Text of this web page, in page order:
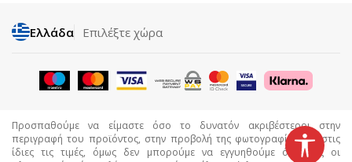
Ελλάδα Επιλέξτε χώρα
Προσπαθούμε να είμαστε όσο το δυνατόν ακριβέστεροι στην
περιγραφή του προϊόντος, στην προβολή της φωτογραφίας και στις
ίδιες τις τιμές, όμως δεν μπορούμε να εγγυηθούμε ότι όλες οι